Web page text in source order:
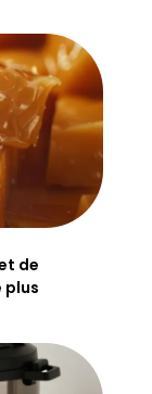
de
plus